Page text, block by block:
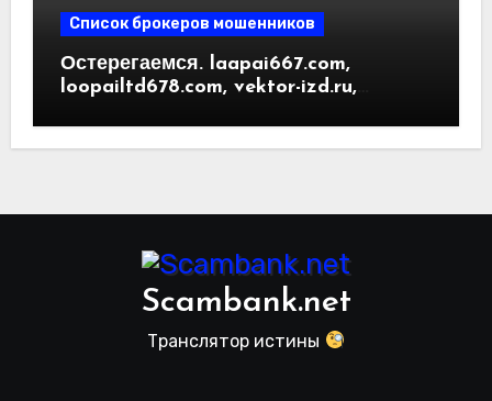
Список брокеров мошенников
Остерегаемся. laapai667.com,
loopailtd678.com, vektor-izd.ru,
видом инвест проектов. Отзывы
Scambank.net
Транслятор истины